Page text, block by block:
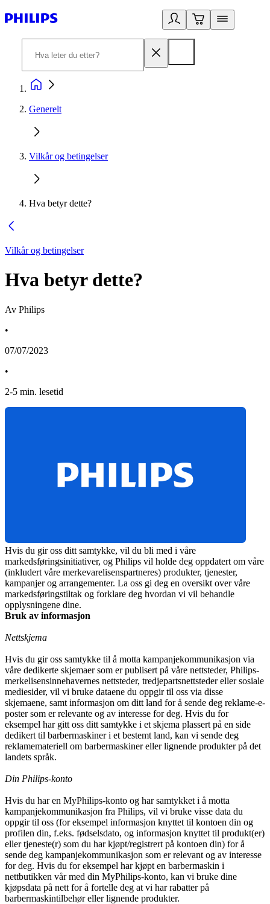
Generelt
Vilkår og betingelser
Hva betyr dette?
Vilkår og betingelser
Hva betyr dette?
Av Philips
•
07/07/2023
•
2-5 min. lesetid
Hvis du gir oss ditt samtykke, vil du bli med i våre
markedsføringsinitiativer, og Philips vil holde deg oppdatert om våre
(inkludert våre merkevarelisenspartneres) produkter, tjenester,
kampanjer og arrangementer. La oss gi deg en oversikt over våre
markedsføringstiltak og forklare deg hvordan vi vil behandle
opplysningene dine.
Bruk av informasjon
Nettskjema
Hvis du gir oss samtykke til å motta kampanjekommunikasjon via
våre dedikerte skjemaer som er publisert på våre nettsteder, Philips-
merkelisensinnehavernes nettsteder, tredjepartsnettsteder eller sosiale
mediesider, vil vi bruke dataene du oppgir til oss via disse
skjemaene, samt informasjon om ditt land for å sende deg reklame-e-
poster som er relevante og av interesse for deg. Hvis du for
eksempel har gitt oss ditt samtykke i et skjema plassert på en side
dedikert til barbermaskiner i et bestemt land, kan vi sende deg
reklamemateriell om barbermaskiner eller lignende produkter på det
landets språk.
Din Philips-konto
Hvis du har en MyPhilips-konto og har samtykket i å motta
kampanjekommunikasjon fra Philips, vil vi bruke visse data du
oppgir til oss (for eksempel informasjon knyttet til kontoen din og
profilen din, f.eks. fødselsdato, og informasjon knyttet til produkt(er)
eller tjeneste(r) som du har kjøpt/registrert på kontoen din) for å
sende deg kampanjekommunikasjon som er relevant og av interesse
for deg. Hvis du for eksempel har kjøpt en barbermaskin i
nettbutikken vår med din MyPhilips-konto, kan vi bruke dine
kjøpsdata på nett for å fortelle deg at vi har rabatter på
barbermaskintilbehør eller lignende produkter.